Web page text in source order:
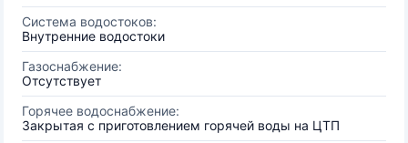
Система водостоков:
Внутренние водостоки
Газоснабжение:
Отсутствует
Горячее водоснабжение:
Закрытая с приготовлением горячей воды на ЦТП